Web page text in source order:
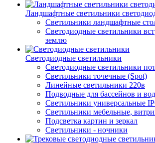
Ландшафтные светильники
Светильники ландшафтные
Светодиодные светильники
землю
Светодиодные светильники
Светодиодные светильники
Светильники точечные (Spot)
Линейные светильники 220в
Подводные для бассейнов и
Светильники универсальные
Светильники мебельные,
Подсветка картин и зеркал
Светильники - ночники